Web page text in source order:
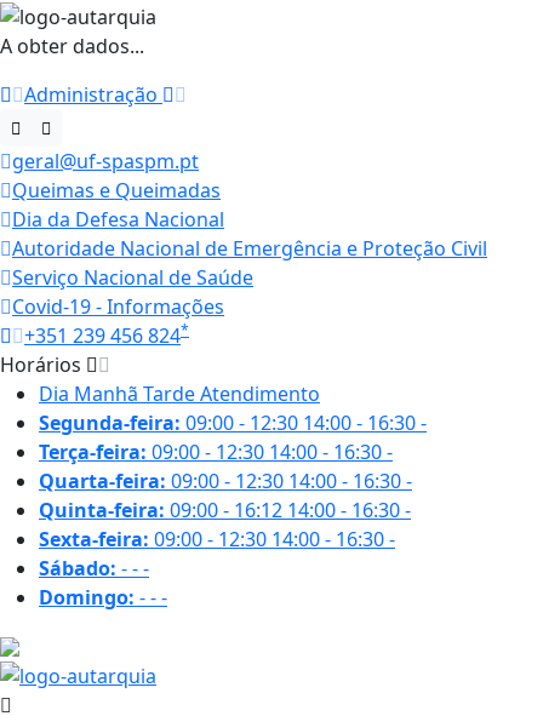
A obter dados...
Administração
geral@uf-spaspm.pt
Queimas e Queimadas
Dia da Defesa Nacional
Autoridade Nacional de Emergência e Proteção Civil
Serviço Nacional de Saúde
Covid-19 - Informações
+351 239 456 824*
Horários
Dia Manhã TardeAtendimento
Segunda-feira: 09:00 - 12:30 14:00 - 16:30-
Terça-feira: 09:00 - 12:30 14:00 - 16:30-
Quarta-feira: 09:00 - 12:30 14:00 - 16:30-
Quinta-feira: 09:00 - 16:12 14:00 - 16:30-
Sexta-feira: 09:00 - 12:30 14:00 - 16:30-
Sábado: ---
Domingo: ---